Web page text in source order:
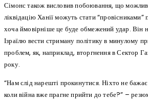
Сімонс також висловив побоювання, що
ліквідацію Ханії можуть стати “провісниками”
хоча ймовірніше це буде обмежений удар. Він
Ізраїлю вести стриману політику в минулому
проблем, як, наприклад, вторгнення в Сектор
року.
“Нам слід нарешті прокинутися. Ніхто не бажає
коли війна вже прагне прийти до тебе?” –